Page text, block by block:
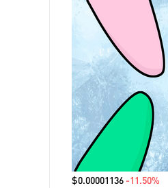
$0.00001136 -11.50%